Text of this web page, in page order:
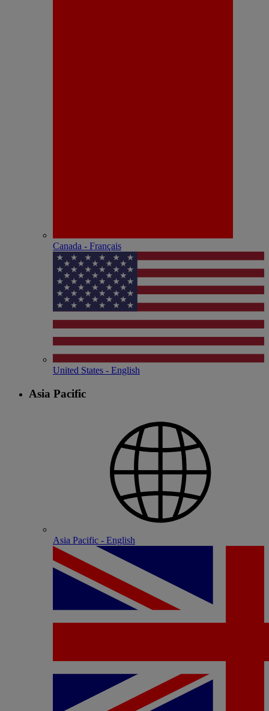
Canada - Français
United States - English
Asia Pacific
Asia Pacific - English